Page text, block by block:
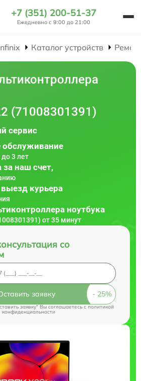
+7 (351) 200-51-37
Ежедневно с 9:00 до 21:00
Каталог устройств
(71008301391)
сервис
обслуживание
3 лет
за наш счет,
курьера
ноутбука
от 35 минут
со
заявку
заявку" Вы соглашаетесь cполитикой
конфиденциальности